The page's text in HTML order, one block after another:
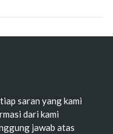
saran yang kami
dari kami
jawab atas